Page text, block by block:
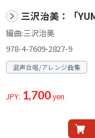
三沢治美：「
編曲:三沢治美
978-4-7609-2827-9
混声合唱/アレンジ曲集
JPY: 1,700yen